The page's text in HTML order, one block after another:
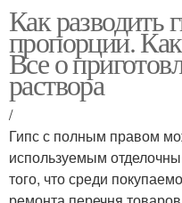
Как разводить
пропорции.
Все о
раствора
/
Гипс с полным правом
используемым
того, что среди